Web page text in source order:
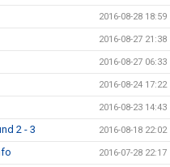
2016-08-28 18:59
2016-08-27 21:38
2016-08-27 06:33
2016-08-24 17:22
2016-08-23 14:43
2 - 3 2016-08-18 22:02
2016-07-28 22:17